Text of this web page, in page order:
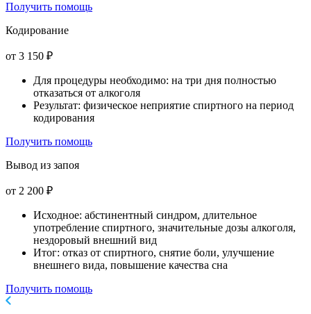
Получить помощь
Кодирование
от 3 150 ₽
Для процедуры необходимо: на три дня полностью
отказаться от алкоголя
Результат: физическое неприятие спиртного на период
кодирования
Получить помощь
Вывод из запоя
от 2 200 ₽
Исходное: абстинентный синдром, длительное
употребление спиртного, значительные дозы алкоголя,
нездоровый внешний вид
Итог: отказ от спиртного, снятие боли, улучшение
внешнего вида, повышение качества сна
Получить помощь